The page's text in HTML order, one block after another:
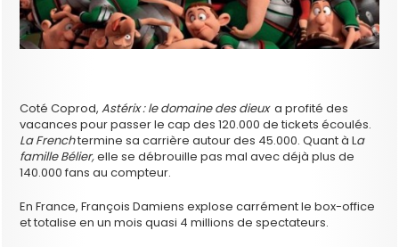
Coté Coprod,Astérix : le domaine des dieuxa profité des
vacances pour passer le cap des 120.000 de tickets écoulés.
La Frenchtermine sa carrière autour des 45.000. Quant à La
famille Bélier,elle se débrouille pas mal avec déjà plus de
140.000 fans au compteur.
En France, François Damiens explose carrément le box-office
et totalise en un mois quasi 4 millions de spectateurs.